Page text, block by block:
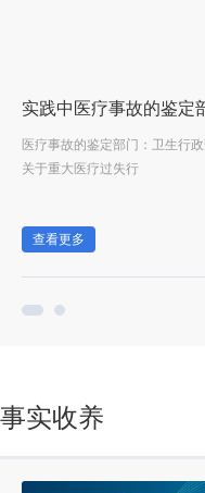
医疗事故的鉴定部门：卫生行
关于重大医疗过失行
查看更多
事实收养